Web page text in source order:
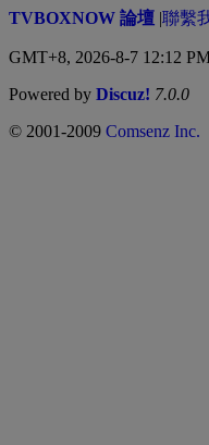
TVBOXNOW 論壇 |聯繫
GMT+8, 2026-8-7 12:12
Powered by Discuz! 7.0.0
© 2001-2009 Comsenz Inc.